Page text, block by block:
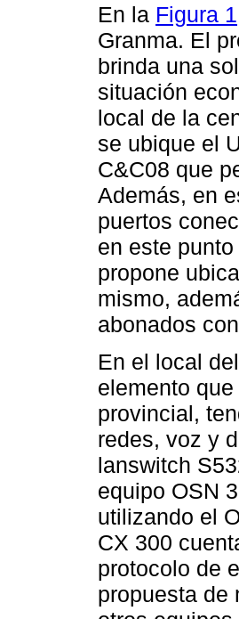
En la Figura 1
Granma. El
brinda una
situación
local de la
se ubique el
C&C08 que
Además, en
puertos
en este
propone
mismo,
abonados
En el local
elemento
provincial,
redes, voz y
lanswitch
equipo OSN
utilizando el
CX 300
protocolo de
propuesta de